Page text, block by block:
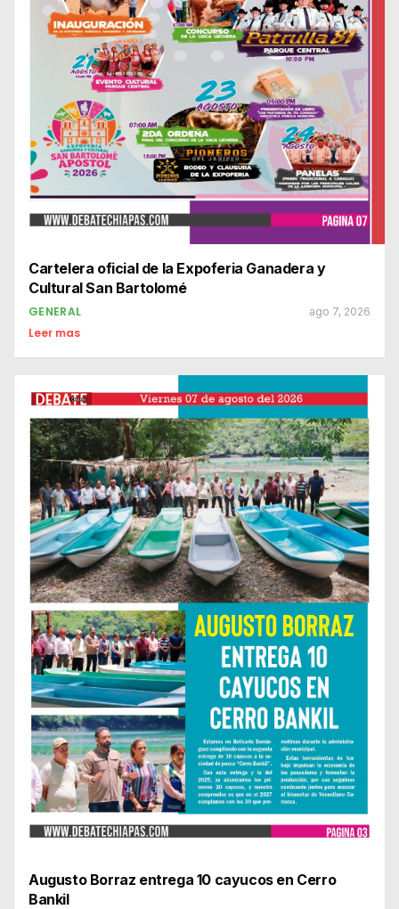
Cartelera oficial de la Expoferia Ganadera y
Cultural San Bartolomé
GENERAL ago 7, 2026
Leer mas
Augusto Borraz entrega 10 cayucos en Cerro
Bankil